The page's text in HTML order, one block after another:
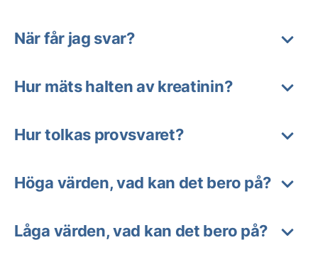
När får jag svar?
Hur mäts halten av kreatinin?
Hur tolkas provsvaret?
Höga värden, vad kan det bero på?
Låga värden, vad kan det bero på?